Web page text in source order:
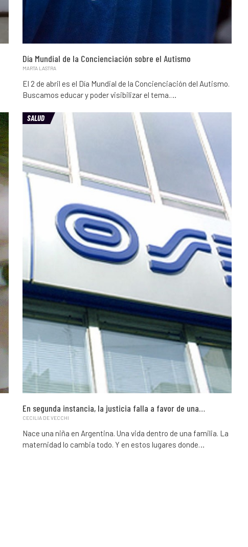
Día Mundial de la Concienciación sobre el Autismo
MARTA LASTRA
El 2 de abril es el Día Mundial de la Concienciación del Autismo.
Buscamos educar y poder visibilizar el tema.…
SALUD
En segunda instancia, la justicia falla a favor de una…
CECILIA DE VECCHI
Nace una niña en Argentina. Una vida dentro de una familia. La
maternidad lo cambia todo. Y en estos lugares donde…